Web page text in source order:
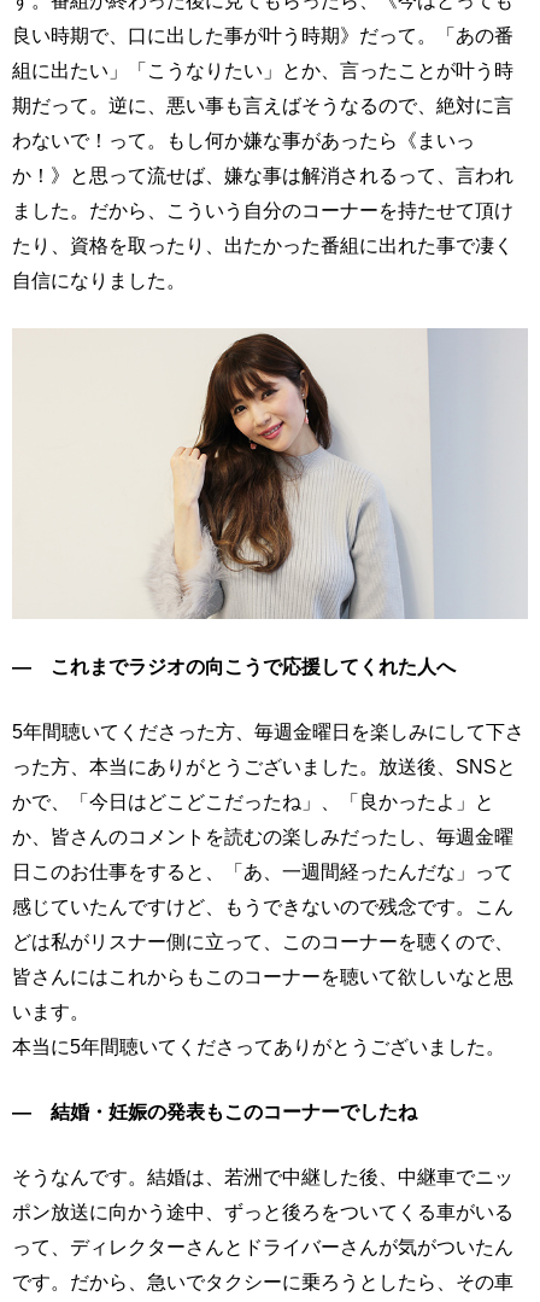
良い時期で、口に出した事が叶う時期》だって。「あの番
組に出たい」「こうなりたい」とか、言ったことが叶う時
期だって。逆に、悪い事も言えばそうなるので、絶対に言
わないで！って。もし何か嫌な事があったら《まいっ
か！》と思って流せば、嫌な事は解消されるって、言われ
ました。だから、こういう自分のコーナーを持たせて頂け
たり、資格を取ったり、出たかった番組に出れた事で凄く
自信になりました。
― これまでラジオの向こうで応援してくれた人へ
5年間聴いてくださった方、毎週金曜日を楽しみにして下さ
った方、本当にありがとうございました。放送後、SNSと
かで、「今日はどこどこだったね」、「良かったよ」と
か、皆さんのコメントを読むの楽しみだったし、毎週金曜
日このお仕事をすると、「あ、一週間経ったんだな」って
感じていたんですけど、もうできないので残念です。こん
どは私がリスナー側に立って、このコーナーを聴くので、
皆さんにはこれからもこのコーナーを聴いて欲しいなと思
います。
本当に5年間聴いてくださってありがとうございました。
― 結婚・妊娠の発表もこのコーナーでしたね
そうなんです。結婚は、若洲で中継した後、中継車でニッ
ポン放送に向かう途中、ずっと後ろをついてくる車がいる
って、ディレクターさんとドライバーさんが気がついたん
です。だから、急いでタクシーに乗ろうとしたら、その車